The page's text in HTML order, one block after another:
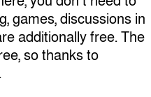
games, discussions in
additionally free. The
so thanks to